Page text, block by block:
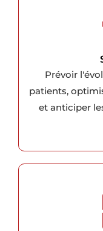
Prévoir
patients,
et anticiper